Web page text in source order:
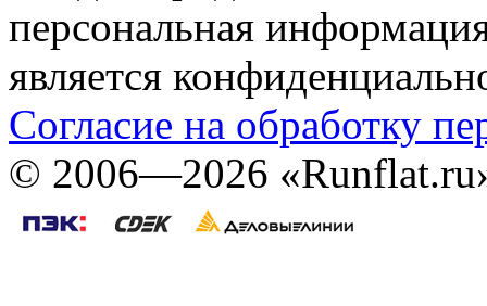
персональная
является
Согласие на обработку
© 2006—2026